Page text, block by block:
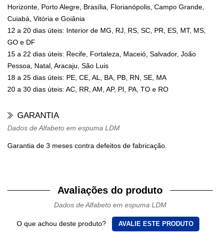
Horizonte, Porto Alegre, Brasília, Florianópolis, Campo Grande,
Cuiabá, Vitória e Goiânia
12 a 20 dias úteis: Interior de MG, RJ, RS, SC, PR, ES, MT, MS,
GO e DF
15 a 22 dias úteis: Recife, Fortaleza, Maceió, Salvador, João
Pessoa, Natal, Aracaju, São Luis
18 a 25 dias úteis: PE, CE, AL, BA, PB, RN, SE, MA
20 a 30 dias úteis: AC, RR, AM, AP, PI, PA, TO e RO
GARANTIA
Dados de Alfabeto em espuma LDM
Garantia de 3 meses contra defeitos de fabricação.
Avaliações do produto
Dados de Alfabeto em espuma LDM
O que achou deste produto? AVALIE ESTE PRODUTO